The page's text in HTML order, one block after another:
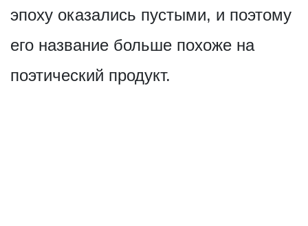
эпоху оказались пустыми, и поэтому
его название больше похоже на
поэтический продукт.